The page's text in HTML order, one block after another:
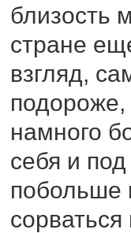
близость
стране
взгляд,
подороже,
намного
себя и
побольше